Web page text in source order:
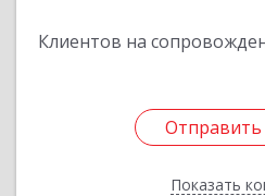
Клиентов на
Отправить
Показать
Отправить
Назад